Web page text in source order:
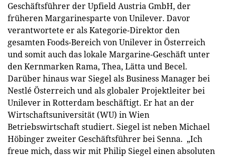
Geschäftsführer der Upfield Austria GmbH, der
früheren Margarinesparte von Unilever. Davor
verantwortete er als Kategorie-Direktor den
gesamten Foods-Bereich von Unilever in Österreich
und somit auch das lokale Margarine-Geschäft unter
den Kernmarken Rama, Thea, Lätta und Becel.
Darüber hinaus war Siegel als Business Manager bei
Nestlé Österreich und als globaler Projektleiter bei
Unilever in Rotterdam beschäftigt. Er hat an der
Wirtschaftsuniversität (WU) in Wien
Betriebswirtschaft studiert. Siegel ist neben Michael
Höbinger zweiter Geschäftsführer bei Senna. „Ich
freue mich, dass wir mit Philip Siegel einen absoluten